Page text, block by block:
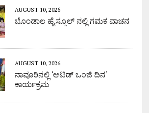
AUGUST 10, 2026
ಬೊಂಡಾಲ ಹೈಸ್ಕೂಲ್ ನಲ್ಲಿ ಗಮಕ ವಾಚನ
AUGUST 10, 2026
ನಾವೂರಿನಲ್ಲಿ ‘ಆಟಿಡ್ ಒಂಜಿ ದಿನ’
ಕಾರ್ಯಕ್ರಮ